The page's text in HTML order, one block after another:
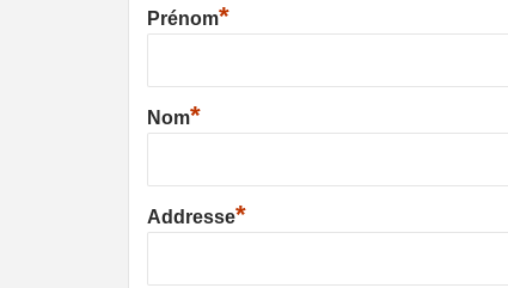
Prénom*
Nom*
Addresse*